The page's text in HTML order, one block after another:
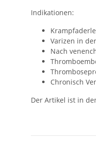
Indikationen:
Varizen in
Nach
Chronisch
Der Artikel ist in